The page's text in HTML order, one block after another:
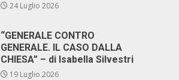
24 Luglio 2026
“GENERALE CONTRO
GENERALE. IL CASO DALLA
CHIESA” – di Isabella Silvestri
19 Luglio 2026